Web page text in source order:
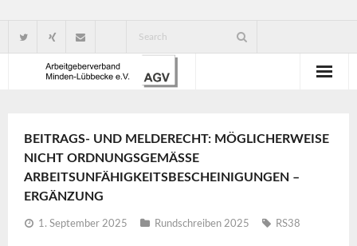
Verbandsorganisation
Ansprechpartner
Gute Gründe für eine Mitgliedschaft
BEITRAGS- UND MELDERECHT: MÖGLICHERWEISE
NICHT ORDNUNGSGEMÄSSE A
RBEITSUNFÄHIGKEITSBESCHEINIGUNGEN – E
RGÄNZUNG
1. September 2025 Rundschreiben 2025 RS38